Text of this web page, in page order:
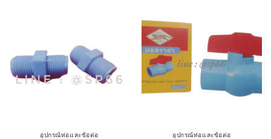
อุปกรณ์ท่อและข้อต่อ อุปกรณ์ท่อและข้อต่อ